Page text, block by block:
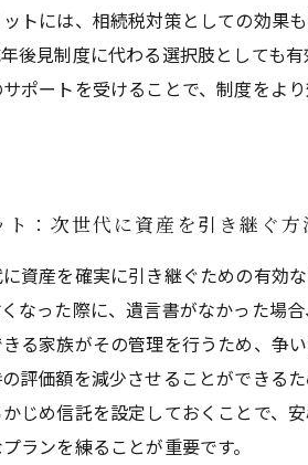
トには、相続税対策としての効果
後見制度に代わる選択肢としても
ポートを受けることで、制度をよ
ト：次世代に資産を引き継ぐ方
資産を確実に引き継ぐための有効
なった際に、遺言書がなかった場
る家族がその管理を行うため、争
評価額を減少させることができる
じめ信託を設定しておくことで、
ランを練ることが重要です。